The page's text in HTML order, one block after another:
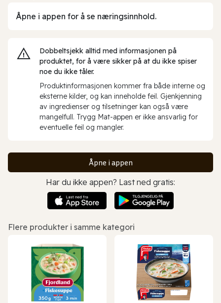
Åpne i appen for å se næringsinnhold.
Dobbeltsjekk alltid med informasjonen på
produktet, for å være sikker på at du ikke spiser
noe du ikke tåler.
Produktinformasjonen kommer fra både interne og
eksterne kilder, og kan inneholde feil. Gjenkjenning
av ingredienser og tilsetninger kan også være
mangelfull. Trygg Mat-appen er ikke ansvarlig for
eventuelle feil og mangler.
Åpne i appen
Har du ikke appen? Last ned gratis:
Flere produkter i samme kategori